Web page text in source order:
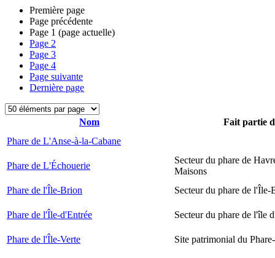
Première page
Page précédente
Page 1 (page actuelle)
Page 2
Page 3
Page 4
Page suivante
Dernière page
Nom
Fait partie
Phare de L'Anse-à-la-Cabane
Phare de L'Échouerie
Secteur du phare de
Maisons
Phare de l'Île-Brion
Secteur du phare de l'Île-
Phare de l'Île-d'Entrée Secteur du phare de l'île
Phare de l'Île-Verte Site patrimonial du